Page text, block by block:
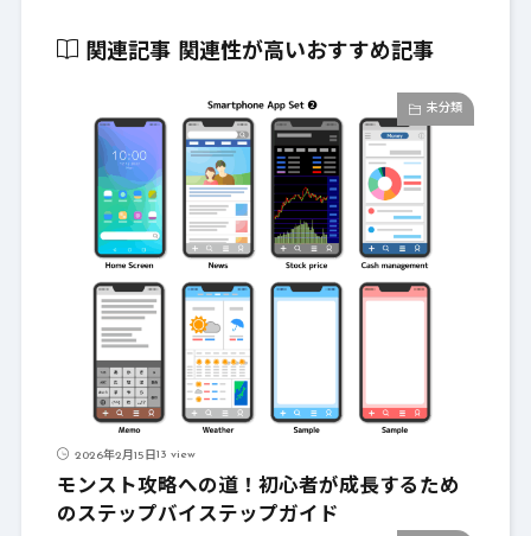
関連記事 関連性が高いおすすめ記事
未分類
2026年2月15日13 view
モンスト攻略への道！初心者が成長するため
のステップバイステップガイド